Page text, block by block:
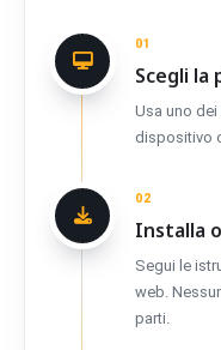
01
Scegli
Usa uno
dispositivo
02
Installa
Segui le
web.
parti.